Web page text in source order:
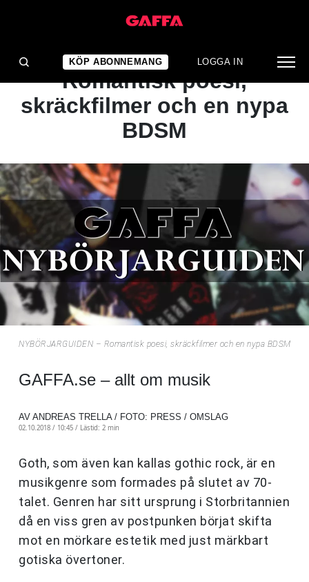
KÖP ABONNEMANG LOGGA IN
ARTIKEL
NYBÖRJARGUIDEN –
Romantisk poesi,
skräckfilmer och en nypa
BDSM
NYBÖRJARGUIDEN – Romantisk poesi, skräckfilmer och en nypa BDSM
GAFFA.se – allt om musik
AV ANDREAS TRELLA / FOTO: PRESS / OMSLAG
02.10.2018 / 10:45 / Lästid: 2 min
Goth, som även kan kallas gothic rock, är en
musikgenre som formades på slutet av 70-
talet. Genren har sitt ursprung i Storbritannien
då en viss gren av postpunken börjat skifta
mot en mörkare estetik med just märkbart
gotiska övertoner.